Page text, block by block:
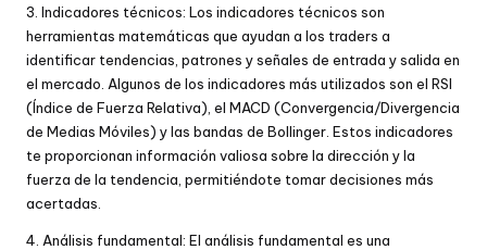
3. Indicadores técnicos: Los indicadores técnicos son
herramientas matemáticas que ayudan a los traders a
identificar tendencias, patrones y señales de entrada y salida en
el mercado. Algunos de los indicadores más utilizados son el RSI
(Índice de Fuerza Relativa), el MACD (Convergencia/Divergencia
de Medias Móviles) y las bandas de Bollinger. Estos indicadores
te proporcionan información valiosa sobre la dirección y la
fuerza de la tendencia, permitiéndote tomar decisiones más
acertadas.
4. Análisis fundamental: El análisis fundamental es una